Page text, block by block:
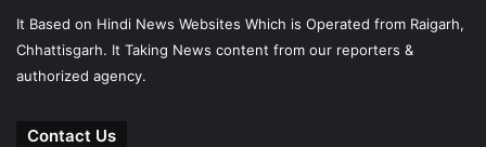
It Based on Hindi News Websites Which is Operated from Raigarh,
Chhattisgarh. It Taking News content from our reporters &
authorized agency.
Contact Us